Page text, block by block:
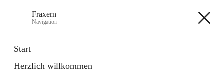
Fraxern
Navigation
Start
Herzlich willkommen